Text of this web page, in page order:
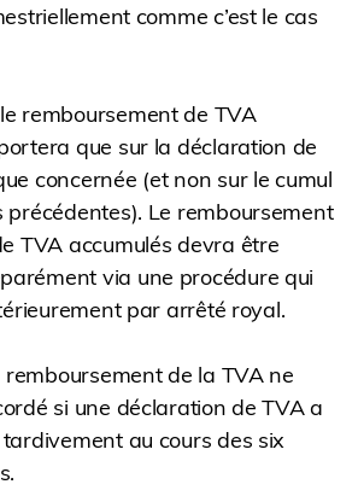
comme c’est le cas
remboursement de TVA
que sur la déclaration de
concernée (et non sur le cumul
précédentes). Le remboursement
TVA accumulés devra être
via une procédure qui
par arrêté royal.
remboursement de la TVA ne
si une déclaration de TVA a
au cours des six